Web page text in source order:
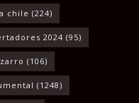
chile (224)
2024 (95)
(106)
(1248)